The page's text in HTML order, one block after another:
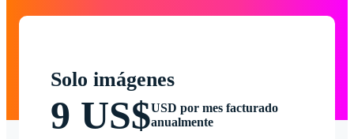
Solo imágenes
9 US$USD por mes facturado
anualmente